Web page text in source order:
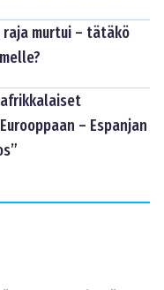
raja murtui – tätäkö
– Espanjan